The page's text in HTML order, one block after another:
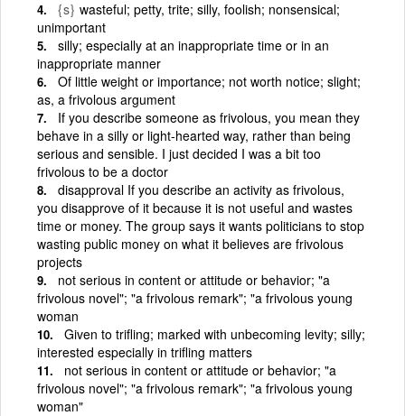
{s} wasteful; petty, trite; silly, foolish; nonsensical;
unimportant
silly; especially at an inappropriate time or in an
inappropriate manner
Of little weight or importance; not worth notice; slight;
as, a frivolous argument
If you describe someone as frivolous, you mean they
behave in a silly or light-hearted way, rather than being
serious and sensible. I just decided I was a bit too
frivolous to be a doctor
disapproval If you describe an activity as frivolous,
you disapprove of it because it is not useful and wastes
time or money. The group says it wants politicians to stop
wasting public money on what it believes are frivolous
projects
not serious in content or attitude or behavior; "a
frivolous novel"; "a frivolous remark"; "a frivolous young
woman
Given to trifling; marked with unbecoming levity; silly;
interested especially in trifling matters
not serious in content or attitude or behavior; "a
frivolous novel"; "a frivolous remark"; "a frivolous young
woman"